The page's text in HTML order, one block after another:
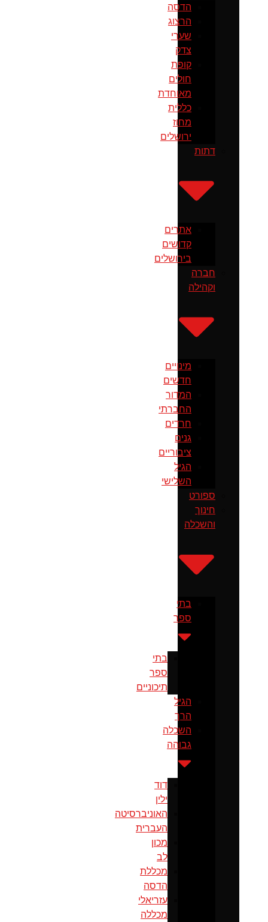
הדסה
הרצוג
שערי
צדק
קופת
חולים
מאוחדת
כללית
מחוז
ירושלים
דתות
אתרים
קדושים
בירושלים
חברה
וקהילה
מינויים
חדשים
המדור
החברתי
חרדים
גנים
ציבוריים
הגיל
השלישי
ספורט
חינוך
והשכלה
בתי
ספר
בתי
ספר
תיכוניים
הגיל
הרך
השכלה
גבוהה
דוד
ילין
האוניברסיטה
העברית
מכון
לב
מכללת
הדסה
עזריאלי
מכללה